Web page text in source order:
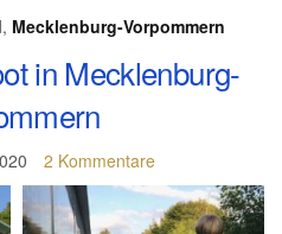
, Mecklenburg-Vorpommern
in Mecklenburg-
2 Kommentare